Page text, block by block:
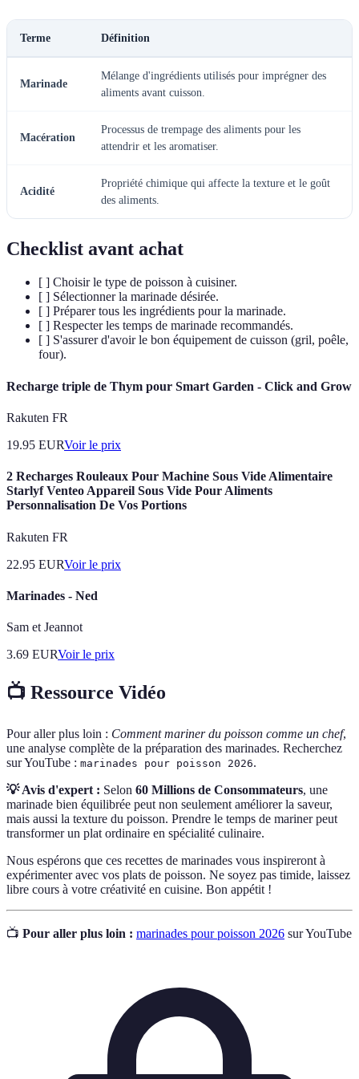
Terme Définition
Marinade
Mélange d'ingrédients utilisés pour imprégner des
aliments avant cuisson.
Macération
Processus de trempage des aliments pour les
attendrir et les aromatiser.
Acidité
Propriété chimique qui affecte la texture et le goût
des aliments.
Checklist avant achat
[ ] Choisir le type de poisson à cuisiner.
[ ] Sélectionner la marinade désirée.
[ ] Préparer tous les ingrédients pour la marinade.
[ ] Respecter les temps de marinade recommandés.
[ ] S'assurer d'avoir le bon équipement de cuisson (gril, poêle,
four).
Recharge triple de Thym pour Smart Garden - Click and Grow
Rakuten FR
19.95 EURVoir le prix
2 Recharges Rouleaux Pour Machine Sous Vide Alimentaire
Starlyf Venteo Appareil Sous Vide Pour Aliments
Personnalisation De Vos Portions
Rakuten FR
22.95 EURVoir le prix
Marinades - Ned
Sam et Jeannot
3.69 EURVoir le prix
📺 Ressource Vidéo
Pour aller plus loin : Comment mariner du poisson comme un chef,
une analyse complète de la préparation des marinades. Recherchez
sur YouTube : marinades pour poisson 2026.
💡 Avis d'expert : Selon 60 Millions de Consommateurs, une
marinade bien équilibrée peut non seulement améliorer la saveur,
mais aussi la texture du poisson. Prendre le temps de mariner peut
transformer un plat ordinaire en spécialité culinaire.
Nous espérons que ces recettes de marinades vous inspireront à
expérimenter avec vos plats de poisson. Ne soyez pas timide, laissez
libre cours à votre créativité en cuisine. Bon appétit !
📺 Pour aller plus loin : marinades pour poisson 2026 sur YouTube